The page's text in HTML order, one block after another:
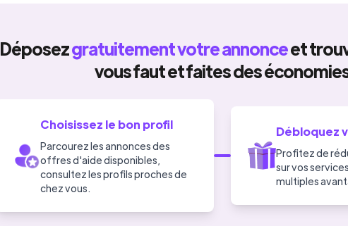
Déposezgratuitement votre annonceet
vous faut et faites des
Choisissez le bon profil
Parcourez les annonces des
offres d'aide disponibles,
consultez les profils proches de
chez vous.
Débloquez
Profitez de
sur vos
multiples